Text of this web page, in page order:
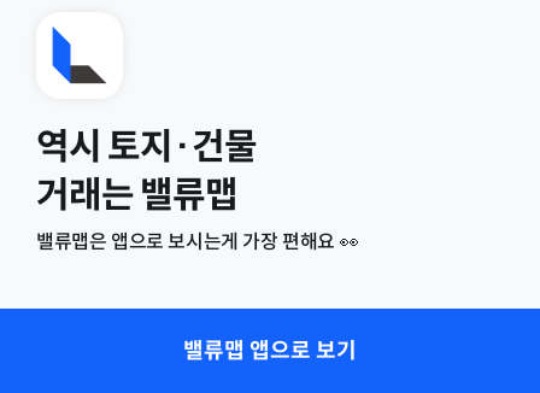
역시 토지·건물
거래는 밸류맵
밸류맵은 앱으로 보시는게 가장 편해요 👀
밸류맵 앱으로 보기